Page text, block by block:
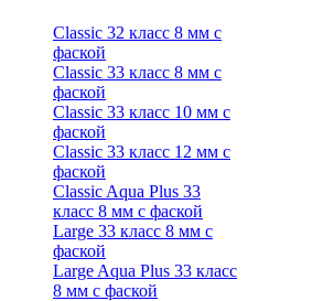
Classic 32 класс 8 мм с
фаской
Classic 33 класс 8 мм с
фаской
Classic 33 класс 10 мм с
фаской
Classic 33 класс 12 мм с
фаской
Classic Aqua Plus 33
класс 8 мм с фаской
Large 33 класс 8 мм с
фаской
Large Aqua Plus 33 класс
8 мм с фаской